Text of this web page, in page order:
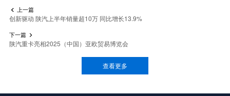
 上一篇
创新驱动 陕汽上半年销量超10万 同比增长13.9%
下一篇 
陕汽重卡亮相2025（中国）亚欧贸易博览会
查看更多